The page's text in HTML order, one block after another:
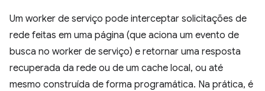
Um worker de serviço pode interceptar solicitações de
rede feitas em uma página (que aciona um evento de
busca no worker de serviço) e retornar uma resposta
recuperada da rede ou de um cache local, ou até
mesmo construída de forma programática. Na prática, é